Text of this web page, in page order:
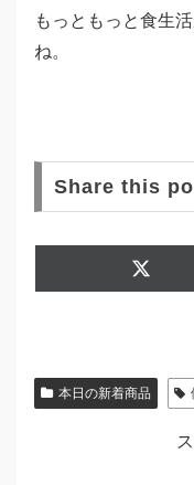
もっともっと食生
ね。
Share this
Share
on
X
(
t
e
本日の新着商品